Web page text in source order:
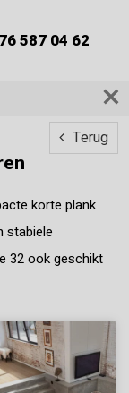
587 04 62
Terug
korte plank
stabiele
32 ook geschikt